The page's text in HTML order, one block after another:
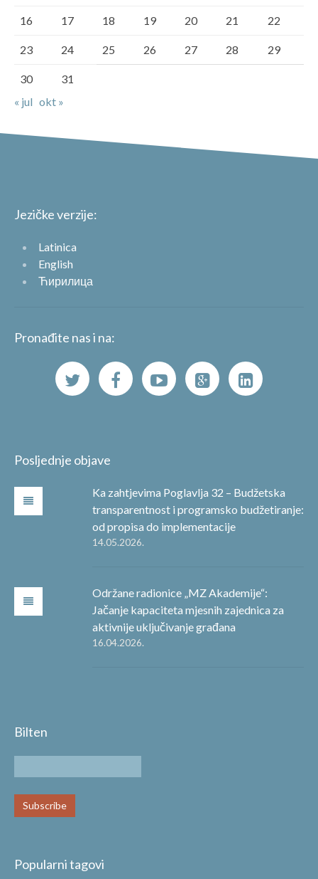
16 17 18 19 20 21 22
23 24 25 26 27 28 29
30
31
« jul okt »
Jezičke verzije:
Latinica
English
Ћирилица
Pronađite nas i na:
Posljednje objave
Ka zahtjevima Poglavlja 32 – Budžetska
transparentnost i programsko budžetiranje:
od propisa do implementacije
14.05.2026.
Održane radionice „MZ Akademije“:
Jačanje kapaciteta mjesnih zajednica za
aktivnije uključivanje građana
16.04.2026.
Bilten
Popularni tagovi